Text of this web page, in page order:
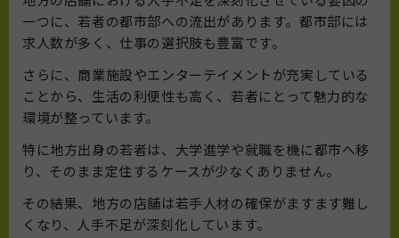
一つに、若者の都市部への流出があります。都市部には
求人数が多く、仕事の選択肢も豊富です。
さらに、商業施設やエンターテイメントが充実している
ことから、生活の利便性も高く、若者にとって魅力的な
環境が整っています。
特に地方出身の若者は、大学進学や就職を機に都市へ移
り、そのまま定住するケースが少なくありません。
その結果、地方の店舗は若手人材の確保がますます難し
くなり、人手不足が深刻化しています。